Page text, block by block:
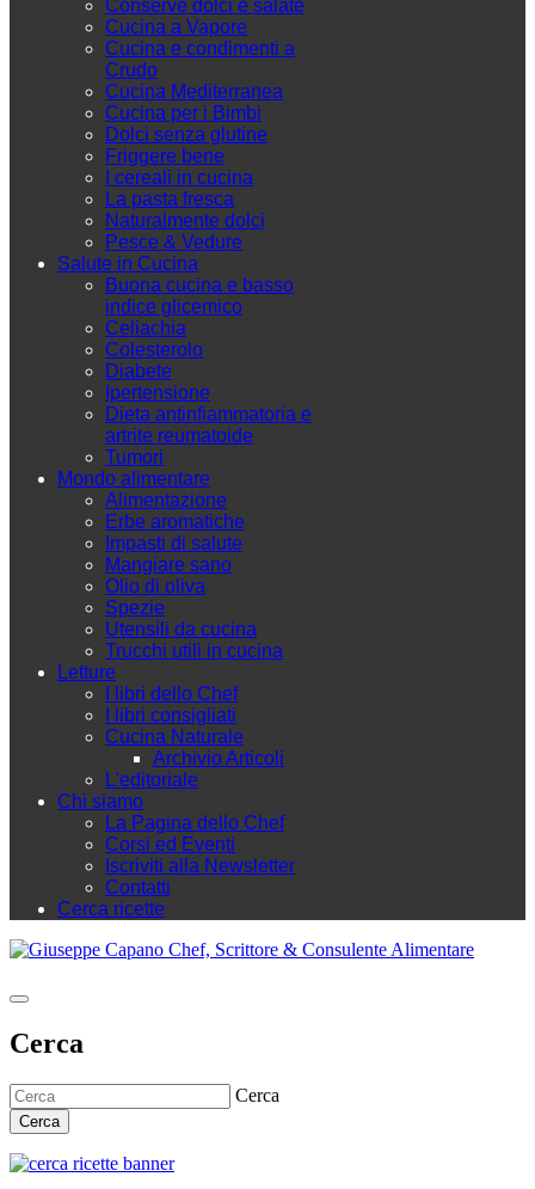
Conserve dolci e salate
Cucina a Vapore
Cucina e condimenti a
Crudo
Cucina Mediterranea
Cucina per i Bimbi
Dolci senza glutine
Friggere bene
I cereali in cucina
La pasta fresca
Naturalmente dolci
Pesce & Vedure
Salute in Cucina
Buona cucina e basso
indice glicemico
Celiachia
Colesterolo
Diabete
Ipertensione
Dieta antinfiammatoria e
artrite reumatoide
Tumori
Mondo alimentare
Alimentazione
Erbe aromatiche
Impasti di salute
Mangiare sano
Olio di oliva
Spezie
Utensili da cucina
Trucchi utili in cucina
Letture
I libri dello Chef
I libri consigliati
Cucina Naturale
Archivio Articoli
L'editoriale
Chi siamo
La Pagina dello Chef
Corsi ed Eventi
Iscriviti alla Newsletter
Contatti
Cerca ricette
Cerca
Cerca
Cerca